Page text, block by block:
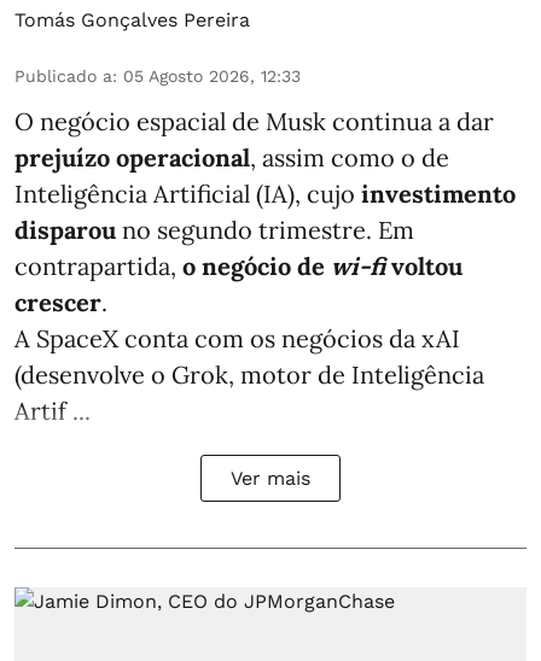
Tomás Gonçalves Pereira
Publicado a: 05 Agosto 2026, 12:33
O negócio espacial de Musk continua a dar
prejuízo operacional, assim como o de
Inteligência Artificial (IA), cujo investimento
disparou no segundo trimestre. Em
contrapartida, o negócio de wi-fivoltou
crescer.
A SpaceX conta com os negócios da xAI
(desenvolve o Grok, motor de Inteligência
Artif ...
Ver mais